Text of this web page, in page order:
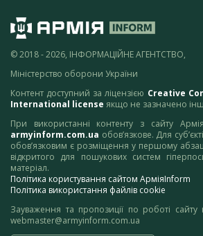
© 2018 - 2026, ІНФОРМАЦІЙНЕ АГЕНТСТВО,
Міністерство оборони України
Контент доступний за ліцензією Creative
International license якщо не зазначено
При використанні контенту з сайту
armyinform.com.ua обов’язкове. Для
обов’язковим є розміщення у першому
відкритого для пошукових систем
матеріал.
Політика користування сайтом АрміяInform
Політика використання файлів cookie
Зауваження та пропозиції по роботі
webmaster@armyinform.com.ua